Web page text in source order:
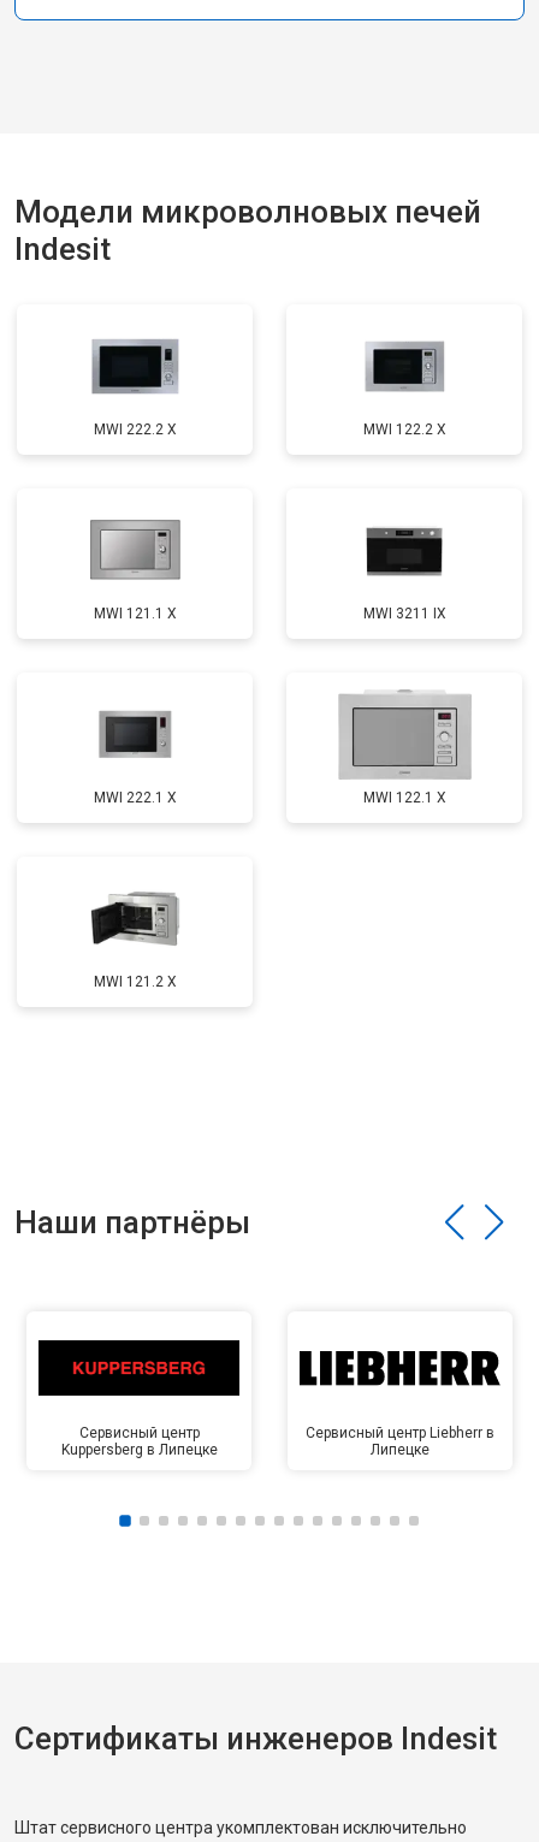
Модели микроволновых печей
Indesit
MWI 222.2 X MWI 122.2 X
MWI 121.1 X MWI 3211 IX
MWI 222.1 X MWI 122.1 X
MWI 121.2 X
Наши партнёры
Сервисный центр
Kuppersberg в Липецке
Сервисный центр Liebherr в
Липецке
Сертификаты инженеров Indesit
Штат сервисного центра укомплектован исключительно